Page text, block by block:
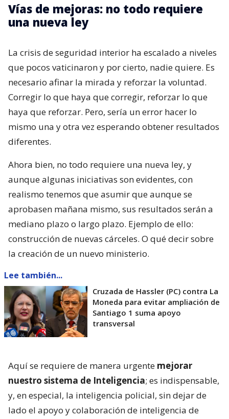
Vías de mejoras: no todo requiere
una nueva ley
La crisis de seguridad interior ha escalado a niveles
que pocos vaticinaron y por cierto, nadie quiere. Es
necesario afinar la mirada y reforzar la voluntad.
Corregir lo que haya que corregir, reforzar lo que
haya que reforzar. Pero, sería un error hacer lo
mismo una y otra vez esperando obtener resultados
diferentes.
Ahora bien, no todo requiere una nueva ley, y
aunque algunas iniciativas son evidentes, con
realismo tenemos que asumir que aunque se
aprobasen mañana mismo, sus resultados serán a
mediano plazo o largo plazo. Ejemplo de ello:
construcción de nuevas cárceles. O qué decir sobre
la creación de un nuevo ministerio.
Lee también...
Cruzada de Hassler (PC) contra La
Moneda para evitar ampliación de
Santiago 1 suma apoyo
transversal
Aquí se requiere de manera urgente mejorar
nuestro sistema de Inteligencia; es indispensable,
y, en especial, la inteligencia policial, sin dejar de
lado el apoyo y colaboración de inteligencia de